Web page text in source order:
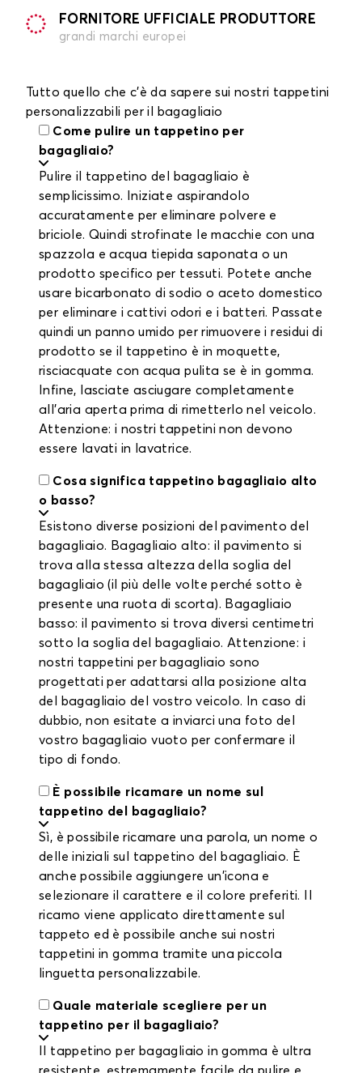
FORNITORE UFFICIALE PRODUTTORE
grandi marchi europei
Tutto quello che c'è da sapere sui nostri tappetini
personalizzabili per il bagagliaio
Come pulire un tappetino per
bagagliaio?
Pulire il tappetino del bagagliaio è
semplicissimo. Iniziate aspirandolo
accuratamente per eliminare polvere e
briciole. Quindi strofinate le macchie con una
spazzola e acqua tiepida saponata o un
prodotto specifico per tessuti. Potete anche
usare bicarbonato di sodio o aceto domestico
per eliminare i cattivi odori e i batteri. Passate
quindi un panno umido per rimuovere i residui di
prodotto se il tappetino è in moquette,
risciacquate con acqua pulita se è in gomma.
Infine, lasciate asciugare completamente
all'aria aperta prima di rimetterlo nel veicolo.
Attenzione: i nostri tappetini non devono
essere lavati in lavatrice.
Cosa significa tappetino bagagliaio alto
o basso?
Esistono diverse posizioni del pavimento del
bagagliaio. Bagagliaio alto: il pavimento si
trova alla stessa altezza della soglia del
bagagliaio (il più delle volte perché sotto è
presente una ruota di scorta). Bagagliaio
basso: il pavimento si trova diversi centimetri
sotto la soglia del bagagliaio. Attenzione: i
nostri tappetini per bagagliaio sono
progettati per adattarsi alla posizione alta
del bagagliaio del vostro veicolo. In caso di
dubbio, non esitate a inviarci una foto del
vostro bagagliaio vuoto per confermare il
tipo di fondo.
È possibile ricamare un nome sul
tappetino del bagagliaio?
Sì, è possibile ricamare una parola, un nome o
delle iniziali sul tappetino del bagagliaio. È
anche possibile aggiungere un'icona e
selezionare il carattere e il colore preferiti. Il
ricamo viene applicato direttamente sul
tappeto ed è possibile anche sui nostri
tappetini in gomma tramite una piccola
linguetta personalizzabile.
Quale materiale scegliere per un
tappetino per il bagagliaio?
Il tappetino per bagagliaio in gomma è ultra